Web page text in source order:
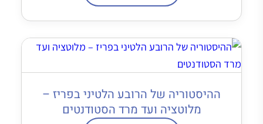
ההיסטוריה של הרובע הלטיני בפריז –
מלוטציה ועד מרד הסטודנטים